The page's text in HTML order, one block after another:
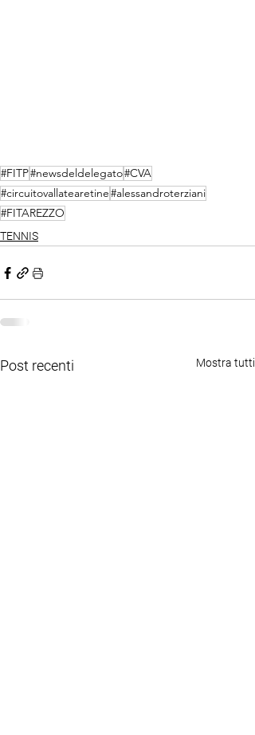
#FITP#newsdeldelegato#CVA
#circuitovallatearetine#alessandroterziani
#FITAREZZO
TENNIS
Post recenti Mostra tutti